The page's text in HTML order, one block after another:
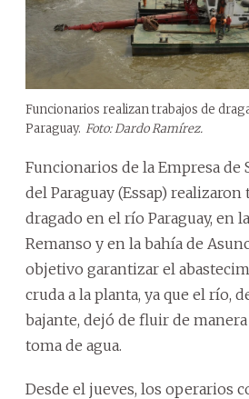
Funcionarios realizan trabajos de
Paraguay. Foto: Dardo Ramírez.
Funcionarios de la Empresa de
del Paraguay (Essap) realizaron
dragado en el río Paraguay, en
Remanso y en la bahía de
objetivo garantizar el
cruda a la planta, ya que el río,
bajante, dejó de fluir de
toma de agua.
Desde el jueves, los operarios